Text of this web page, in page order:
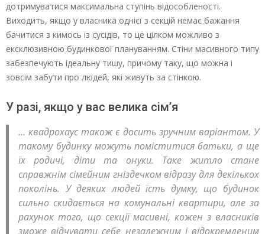
дотримуватися максимальна ступінь відособленості.
Виходить, якщо у власника однієї з секцій немає бажання
бачитися з кимось із сусідів, то це цілком можливо з
ексклюзивною будинкової плануванням. Стіни масивного типу
забезпечують ідеальну тишу, причому таку, що можна і
зовсім забути про людей, які живуть за стінкою.
У разі, якщо у вас велика сім’я
… квадрохаус також є досить зручним варіантом. У
такому будинку можуть поміститися батьки, а ще
їх родичі, діти та онуки. Таке житло стане
справжнім сімейним гніздечком відразу для декількох
поколінь. У деяких людей їсть думку, що будинок
сильно скидається на комунальні квартири, але за
рахунок того, що секції масивні, кожен з власників
зможе відчувати себе незалежним і відокремленим